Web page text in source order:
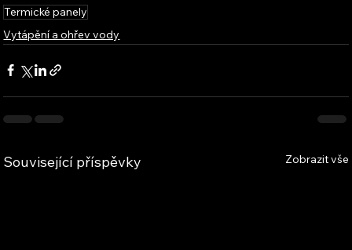
Termické panely
Vytápění a ohřev vody
Související příspěvky Zobrazit vše